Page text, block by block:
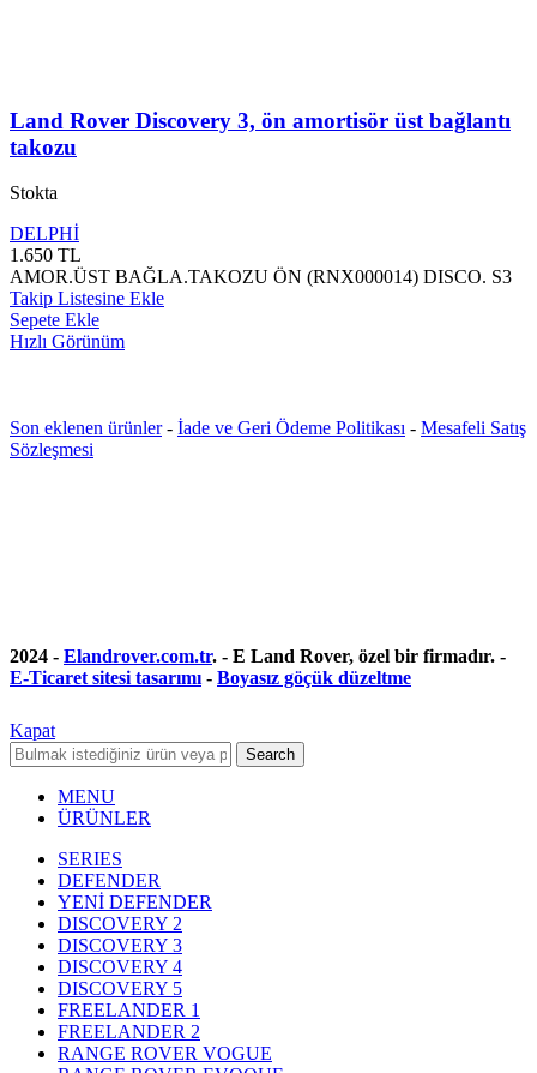
Land Rover Discovery 3, ön amortisör üst bağlantı
takozu
Stokta
DELPHİ
1.650 TL
AMOR.ÜST BAĞLA.TAKOZU ÖN (RNX000014) DISCO. S3
Takip Listesine Ekle
Sepete Ekle
Hızlı Görünüm
Son eklenen ürünler- İade ve Geri Ödeme Politikası - Mesafeli Satış
Sözleşmesi
2024 - Elandrover.com.tr. - E Land Rover, özel bir firmadır. -
E-Ticaret sitesi tasarımı- Boyasız göçük düzeltme
Kapat
Search
MENU
ÜRÜNLER
SERIES
DEFENDER
YENİ DEFENDER
DISCOVERY 2
DISCOVERY 3
DISCOVERY 4
DISCOVERY 5
FREELANDER 1
FREELANDER 2
RANGE ROVER VOGUE